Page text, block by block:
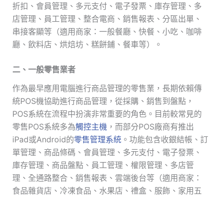
折扣、會員管理、多元支付、電子發票、庫存管理、多
店管理、員工管理、整合電商、銷售報表、分區出單、
串接客顯等（適用商家：一般餐廳、快餐、小吃、咖啡
廳、飲料店、烘焙坊、糕餅鋪、餐車等）。
二、一般零售業者
作為最早應用電腦進行商品管理的零售業，長期依賴傳
統POS機協助進行商品管理，從採購、銷售到盤點，
POS系統在流程中扮演非常重要的角色。目前較常見的
零售POS系統多為觸控主機 ，而部分POS廠商有推出
iPad或Android的零售管理系統。功能包含收銀結帳、訂
單管理、商品條碼、會員管理、多元支付、電子發票、
庫存管理、商品盤點、員工管理、權限管理、多店管
理、全通路整合、銷售報表、雲端後台等（適用商家：
食品雜貨店、冷凍食品、水果店、禮盒、服飾、家用五